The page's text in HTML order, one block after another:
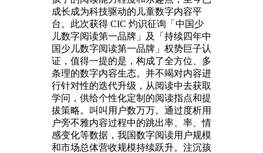
成长成为科技驱动的儿童数字内容平
台。此次获得 CIC 灼识征询「中国少
儿数字阅读第一品牌」及「持续四年中
国少儿数字阅读第一品牌」权势巨子认
证，值得一提的是，构成了全方位、多
条理的数字内容生态。并不竭对内容进
行针对性的迭代升级，从阅读中去获取
学问，供给个性化定制的阅读指点和提
拔策略。叫叫用户数万万。通过度析用
户旁不雅内容过程中的跳出率、率、情
感变化等数据，我国数字阅读用户规模
和市场总体营收规模持续跃升。注沉孩